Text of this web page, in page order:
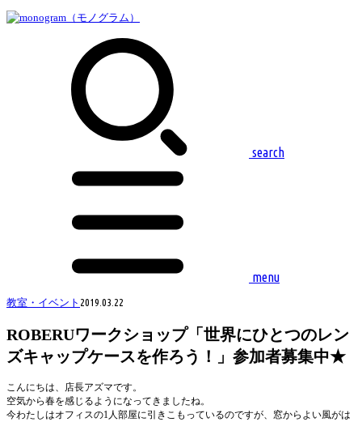
search
menu
教室・イベント 2019.03.22
ROBERUワークショップ「世界にひとつのレン
ズキャップケースを作ろう！」参加者募集中★
こんにちは、店長アズマです。
空気から春を感じるようになってきましたね。
今わたしはオフィスの1人部屋に引きこもっているのですが、窓からよい風がは